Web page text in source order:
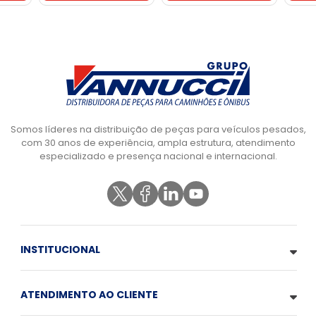
Somos líderes na distribuição de peças para veículos pesados,
com 30 anos de experiência, ampla estrutura, atendimento
especializado e presença nacional e internacional.
INSTITUCIONAL
ATENDIMENTO AO CLIENTE